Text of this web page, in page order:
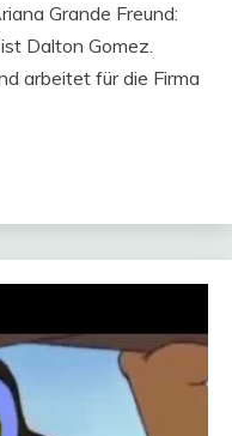
Grande Freund:
Dalton Gomez.
arbeitet für die Firma